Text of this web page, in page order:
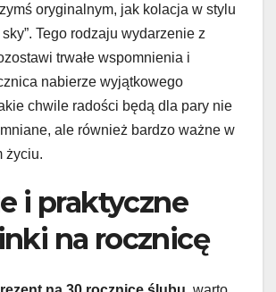
oryginalnym, jak kolacja w stylu
Tego rodzaju wydarzenie z
trwałe wspomnienia i
nabierze wyjątkowego
chwile radości będą dla pary nie
ale również bardzo ważne w
życiu.
i praktyczne
na rocznicę